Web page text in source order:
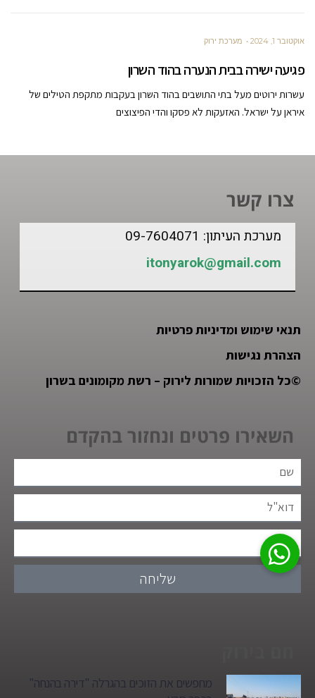
אוקטובר 1, 2024 מערכת ירוק
פגיעה ישירה בבית הנערה בהוד השרון
עשרות ירוטים מעל בתי התושבים בהוד השרון בעקבות מתקפת הטילים של
איראן על ישראל. האזעקות לא פסקו והדי הפיצוצים
צרו קשר
מערכת העיתון: 09-7604071
itonyarok@gmail.com
תנאי שימוש ומדיניות פרטיות
הצהרת נגישות
©כל הזכויות שמורות לירוק – רשת מקומונים בשרון
השאירו פרטים ונחזור בהקדם
שליחה
מחפשים את הזוכים בהגרלה "דירה בהנחה"